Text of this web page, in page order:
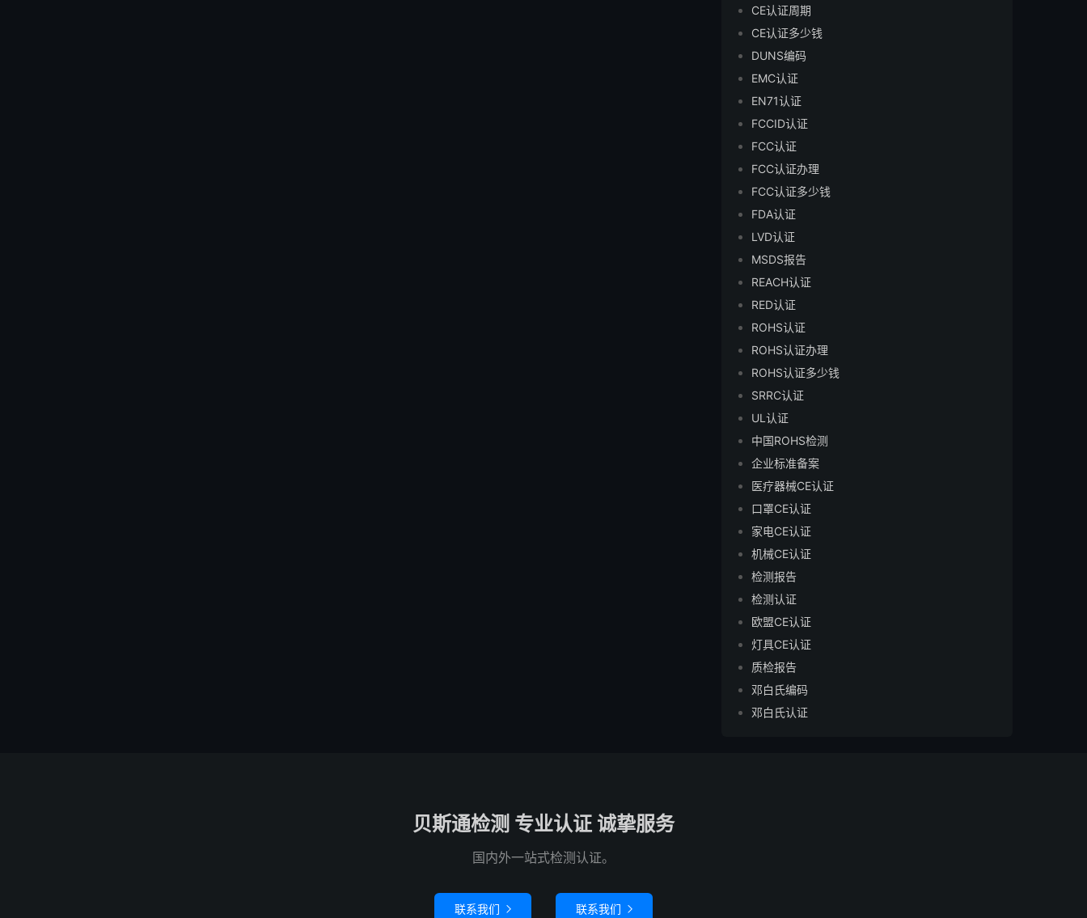
CE认证周期
CE认证多少钱
DUNS编码
EMC认证
EN71认证
FCCID认证
FCC认证
FCC认证办理
FCC认证多少钱
FDA认证
LVD认证
MSDS报告
REACH认证
RED认证
ROHS认证
ROHS认证办理
ROHS认证多少钱
SRRC认证
UL认证
中国ROHS检测
企业标准备案
医疗器械CE认证
口罩CE认证
家电CE认证
机械CE认证
检测报告
检测认证
欧盟CE认证
灯具CE认证
质检报告
邓白氏编码
邓白氏认证
贝斯通检测 专业认证 诚挚服务
国内外一站式检测认证。
联系我们  联系我们 